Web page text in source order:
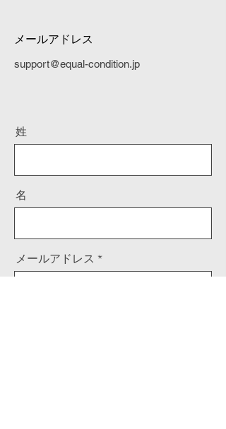
メールアドレス
support@equal-condition.jp
姓
名
メールアドレス